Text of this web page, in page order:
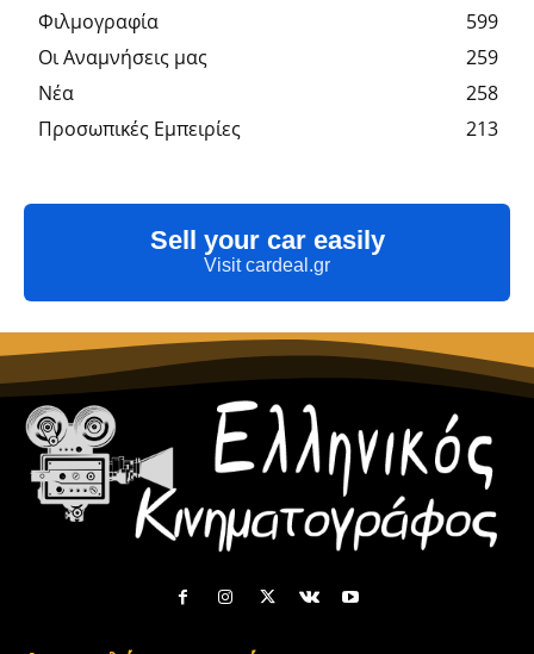
Φιλμογραφία
599
Οι Αναμνήσεις μας
259
Νέα
258
Προσωπικές Εμπειρίες
213
Sell your car easily
Visit cardeal.gr